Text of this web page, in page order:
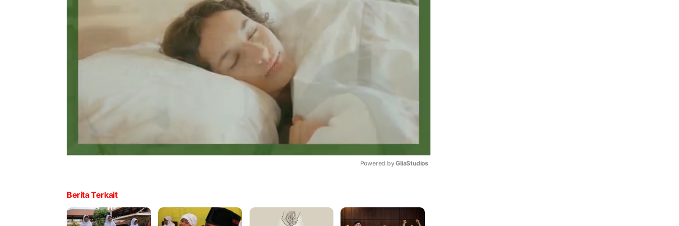
Powered by GliaStudios
Berita Terkait